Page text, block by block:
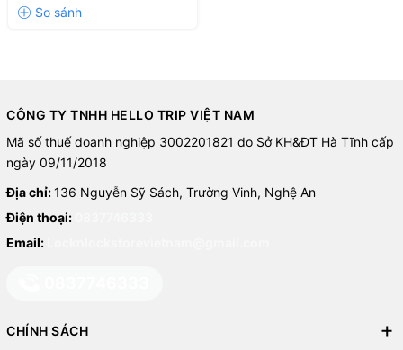
CÔNG TY TNHH HELLO TRIP VIỆT NAM
Mã số thuế doanh nghiệp 3002201821 do Sở KH&ĐT Hà Tĩnh cấp
ngày 09/11/2018
Địa chỉ:136 Nguyễn Sỹ Sách, Trường Vinh, Nghệ An
Điện thoại:
Email:
CHÍNH SÁCH